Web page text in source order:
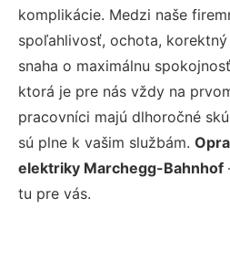
komplikácie. Medzi naše
spoľahlivosť, ochota,
snaha o maximálnu
ktorá je pre nás vždy na
pracovníci majú dlhoročné
sú plne k vašim službám.
elektriky Marchegg-Bahnhof
tu pre vás.